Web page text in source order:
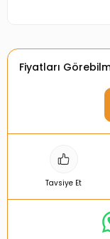
Fiyatları
Tavsiye Et